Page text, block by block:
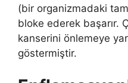
(bir organizmadaki
bloke ederek başarır.
kanserini önlemeye
göstermiştir.